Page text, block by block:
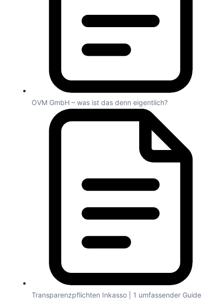
OVM GmbH – was ist das denn eigentlich?
Transparenzpflichten Inkasso | 1 umfassender Guide